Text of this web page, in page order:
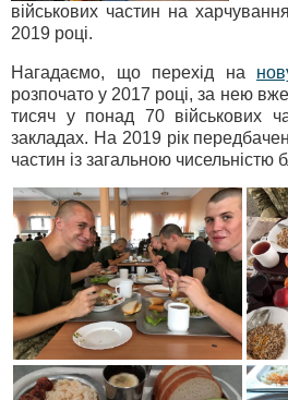
військових частин на
2019 році.
Нагадаємо, що перехід на
розпочато у 2017 році, за нею
тисяч у понад 70 військових
закладах. На 2019 рік
частин із загальною чисельністю